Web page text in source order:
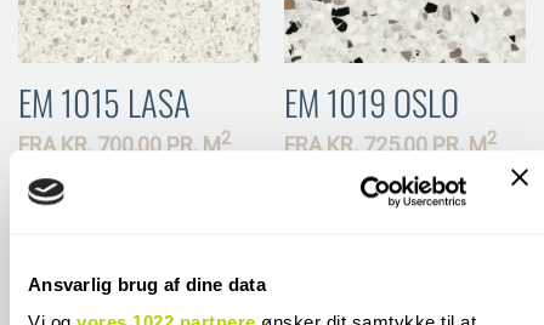
Ansvarlig brug af dine data
EM 1015 LASA
FRAKR.700,00 PR.M2
KØB ONLINE
EM 1019 OSLO
FRAKR.725,00 PR.M2
KØB ONLINE